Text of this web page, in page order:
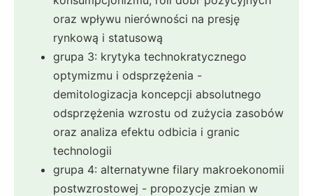
oraz wpływu nierówności na presję
rynkową i statusową
grupa 3: krytyka technokratycznego
optymizmu i odsprzężenia -
demitologizacja koncepcji absolutnego
odsprzężenia wzrostu od zużycia zasobów
oraz analiza efektu odbicia i granic
technologii
grupa 4: alternatywne filary makroekonomii
postwzrostowej - propozycje zmian w